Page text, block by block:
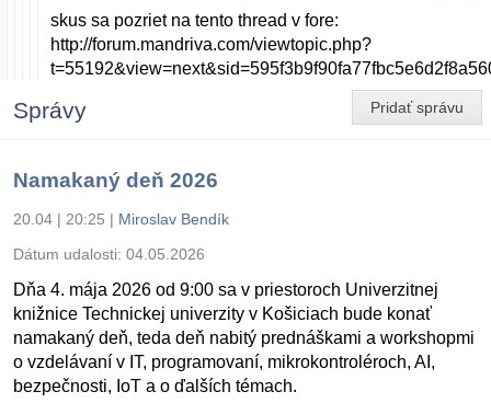
skus sa pozriet na tento thread v fore:
http://forum.mandriva.com/viewtopic.php?
Pridať správu
Správy
Namakaný deň 2026
20.04 | 20:25 | Miroslav Bendík
Dátum udalosti: 04.05.2026
Dňa 4. mája 2026 od 9:00 sa v priestoroch Univerzitnej
knižnice Technickej univerzity v Košiciach bude konať
namakaný deň, teda deň nabitý prednáškami a workshopmi
o vzdelávaní v IT, programovaní, mikrokontroléroch, AI,
bezpečnosti, IoT a o ďalších témach.